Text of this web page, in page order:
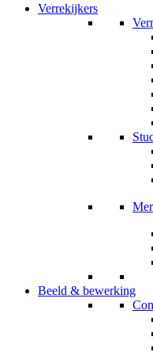
Verrekijkers
Beeld & bewerking